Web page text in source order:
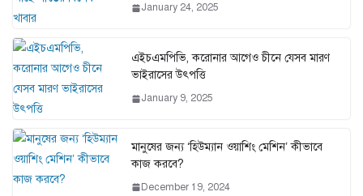
January 24, 2025
এইচএমপিভি, করোনার আগেও চীনে যেসব মারণ
ভাইরাসের উৎপত্তি
January 9, 2025
মানুষের জন্য ‘হিউম্যান ওয়াশিং মেশিন’ কীভাবে
কাজ করবে?
December 19, 2024